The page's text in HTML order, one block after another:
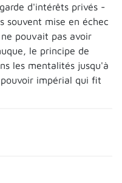
d'intérêts privés -
souvent mise en échec
pouvait pas avoir
le principe de
les mentalités jusqu'à
impérial qui fit